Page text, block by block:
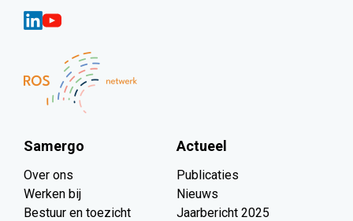
Samergo
Over ons
Werken bij
Bestuur en toezicht
Actueel
Publicaties
Nieuws
Jaarbericht 2025